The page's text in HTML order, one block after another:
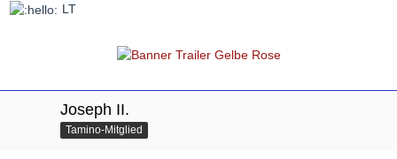
LT
Joseph II.
Tamino-Mitglied